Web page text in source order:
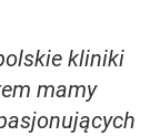
kliniki
mamy